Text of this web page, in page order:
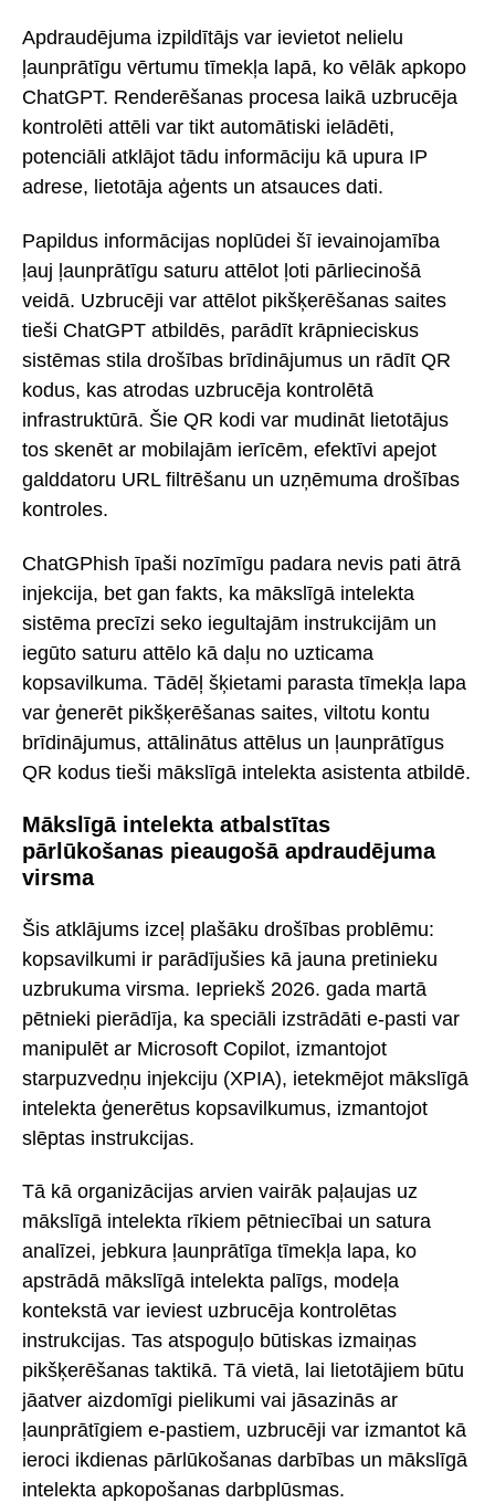
Apdraudējuma izpildītājs var ievietot nelielu
ļaunprātīgu vērtumu tīmekļa lapā, ko vēlāk apkopo
ChatGPT. Renderēšanas procesa laikā uzbrucēja
kontrolēti attēli var tikt automātiski ielādēti,
potenciāli atklājot tādu informāciju kā upura IP
adrese, lietotāja aģents un atsauces dati.
Papildus informācijas noplūdei šī ievainojamība
ļauj ļaunprātīgu saturu attēlot ļoti pārliecinošā
veidā. Uzbrucēji var attēlot pikšķerēšanas saites
tieši ChatGPT atbildēs, parādīt krāpnieciskus
sistēmas stila drošības brīdinājumus un rādīt QR
kodus, kas atrodas uzbrucēja kontrolētā
infrastruktūrā. Šie QR kodi var mudināt lietotājus
tos skenēt ar mobilajām ierīcēm, efektīvi apejot
galddatoru URL filtrēšanu un uzņēmuma drošības
kontroles.
ChatGPhish īpaši nozīmīgu padara nevis pati ātrā
injekcija, bet gan fakts, ka mākslīgā intelekta
sistēma precīzi seko iegultajām instrukcijām un
iegūto saturu attēlo kā daļu no uzticama
kopsavilkuma. Tādēļ šķietami parasta tīmekļa lapa
var ģenerēt pikšķerēšanas saites, viltotu kontu
brīdinājumus, attālinātus attēlus un ļaunprātīgus
QR kodus tieši mākslīgā intelekta asistenta atbildē.
Mākslīgā intelekta atbalstītas
pārlūkošanas pieaugošā apdraudējuma
virsma
Šis atklājums izceļ plašāku drošības problēmu:
kopsavilkumi ir parādījušies kā jauna pretinieku
uzbrukuma virsma. Iepriekš 2026. gada martā
pētnieki pierādīja, ka speciāli izstrādāti e-pasti var
manipulēt ar Microsoft Copilot, izmantojot
starpuzvedņu injekciju (XPIA), ietekmējot mākslīgā
intelekta ģenerētus kopsavilkumus, izmantojot
slēptas instrukcijas.
Tā kā organizācijas arvien vairāk paļaujas uz
mākslīgā intelekta rīkiem pētniecībai un satura
analīzei, jebkura ļaunprātīga tīmekļa lapa, ko
apstrādā mākslīgā intelekta palīgs, modeļa
kontekstā var ieviest uzbrucēja kontrolētas
instrukcijas. Tas atspoguļo būtiskas izmaiņas
pikšķerēšanas taktikā. Tā vietā, lai lietotājiem būtu
jāatver aizdomīgi pielikumi vai jāsazinās ar
ļaunprātīgiem e-pastiem, uzbrucēji var izmantot kā
ieroci ikdienas pārlūkošanas darbības un mākslīgā
intelekta apkopošanas darbplūsmas.